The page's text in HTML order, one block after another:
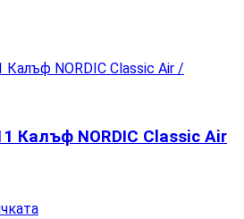
Калъф NORDIC Classic Air